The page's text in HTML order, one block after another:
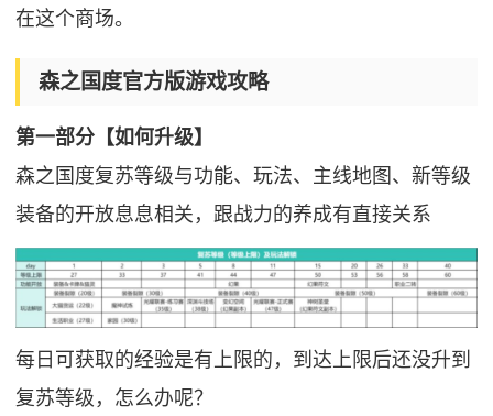
在这个商场。
森之国度官方版游戏攻略
第一部分【如何升级】
森之国度复苏等级与功能、玩法、主线地图、新等级
装备的开放息息相关，跟战力的养成有直接关系
每日可获取的经验是有上限的，到达上限后还没升到
复苏等级，怎么办呢？